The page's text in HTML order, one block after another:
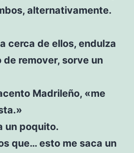
alternativamente.
cerca de ellos, endulza
de remover, sorve un
Madrileño, «me
un poquito.
que… esto me saca un